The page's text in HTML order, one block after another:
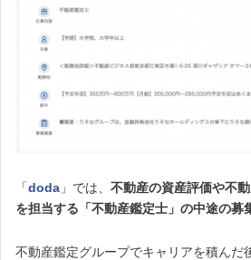
「doda 」では、 不動産の資産評価や不
を担当する「不動産鑑定士」の中途の募
不動産鑑定グループでキャリアを積んだ